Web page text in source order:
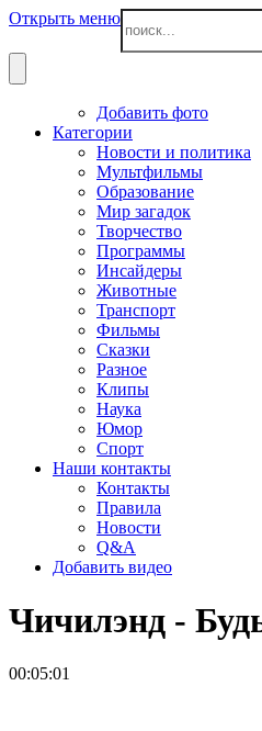
Открыть меню
Добавить фото
Категории
Новости и политика
Мультфильмы
Образование
Мир загадок
Творчество
Программы
Инсайдеры
Животные
Транспорт
Фильмы
Сказки
Разное
Клипы
Наука
Юмор
Спорт
Наши контакты
Контакты
Правила
Новости
Q&A
Добавить видео
Чичилэнд -
00:05:01